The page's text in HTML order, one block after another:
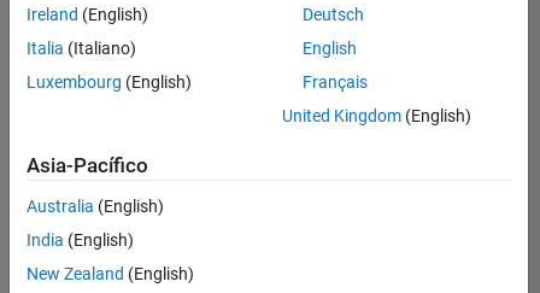
empleos.
Busque
por
ubicación
todos
empleos
en su
zona.
Ireland (English)
Italia (Italiano)
Luxembourg (English)
Deutsch
English
Français
United Kingdom(English)
Asia-Pacífico
Australia (English)
India (English)
New Zealand (English)